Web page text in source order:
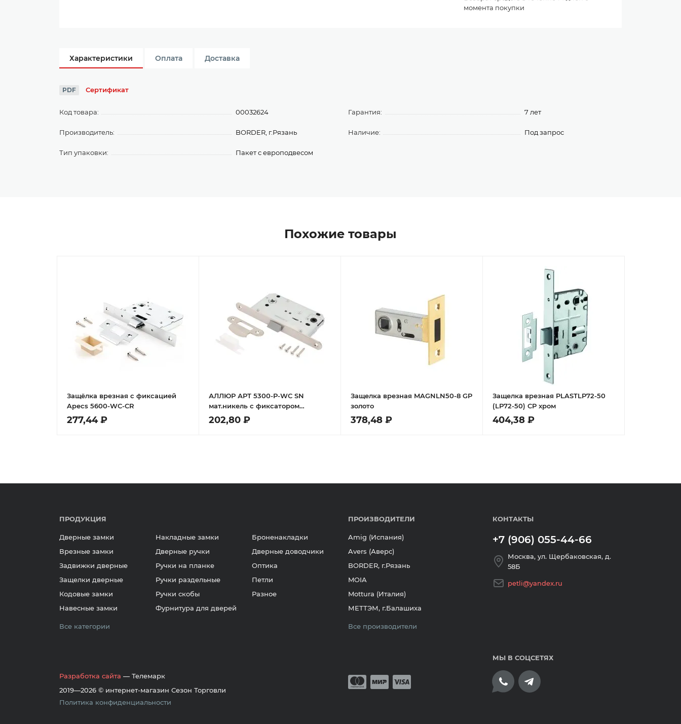
момента покупки
Характеристики Оплата Доставка
PDF Сертификат
Код товара: 00032624
Производитель: BORDER, г.Рязань
Тип упаковки: Пакет с европодвесом
Гарантия: 7 лет
Наличие: Под запрос
Похожие товары
Защёлка врезная с фиксацией
Apecs 5600-WC-CR
277,44 ₽
АЛЛЮР АРТ 5300-P-WC SN
мат.никель с фиксатором
Защёлка
202,80 ₽
Защелка врезная MAGNLN50-8 GP
золото
378,48 ₽
Защелка врезная PLASTLP72-50
(LP72-50) CP хром
404,38 ₽
ПРОДУКЦИЯ
Дверные замки
Врезные замки
Задвижки дверные
Защелки дверные
Кодовые замки
Навесные замки
Накладные замки
Дверные ручки
Ручки на планке
Ручки раздельные
Ручки скобы
Фурнитура для дверей
Броненакладки
Дверные доводчики
Оптика
Петли
Разное
Все категории
ПРОИЗВОДИТЕЛИ
Amig (Испания)
Avers (Аверс)
BORDER, г.Рязань
MOIA
Mottura (Италия)
МЕТТЭМ, г.Балашиха
Все производители
КОНТАКТЫ
+7 (906) 055-44-66
Москва, ул. Щербаковская, д.
58Б
petli@yandex.ru
Разработка сайта — Телемарк
2019—2026 © интернет-магазин Сезон Торговли
Политика конфиденциальности
Принимается оплата банковскими картами
МЫ В СОЦСЕТЯХ